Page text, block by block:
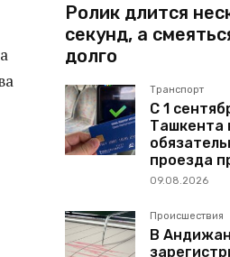
Ролик длится
секунд, а
долго
Транспорт
С 1
Ташкента
проезда
09.08.2026
Происшествия
В